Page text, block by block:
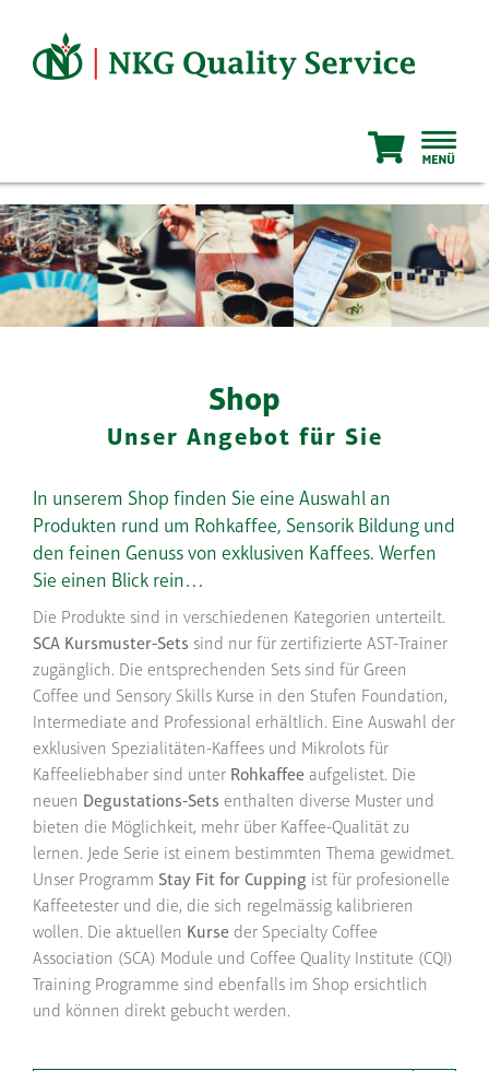
springen
Shop
Unser Angebot für Sie
In unserem Shop finden Sie eine Auswahl an
Produkten rund um Rohkaffee, Sensorik Bildung und
den feinen Genuss von exklusiven Kaffees. Werfen
Sie einen Blick rein…
Die Produkte sind in verschiedenen Kategorien unterteilt.
SCA Kursmuster-Sets sind nur für zertifizierte AST-Trainer
zugänglich. Die entsprechenden Sets sind für Green
Coffee und Sensory Skills Kurse in den Stufen Foundation,
Intermediate and Professional erhältlich. Eine Auswahl der
exklusiven Spezialitäten-Kaffees und Mikrolots für
Kaffeeliebhaber sind unter Rohkaffee aufgelistet. Die
neuen Degustations-Sets enthalten diverse Muster und
bieten die Möglichkeit, mehr über Kaffee-Qualität zu
lernen. Jede Serie ist einem bestimmten Thema gewidmet.
Unser Programm Stay Fit for Cupping ist für profesionelle
Kaffeetester und die, die sich regelmässig kalibrieren
wollen. Die aktuellen Kurse der Specialty Coffee
Association (SCA) Module und Coffee Quality Institute (CQI)
Training Programme sind ebenfalls im Shop ersichtlich
und können direkt gebucht werden.